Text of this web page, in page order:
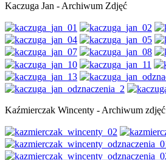
Kaczuga Jan - Archiwum Zdjęć
Kaźmierczak Wincenty - Archiwum zdjęć